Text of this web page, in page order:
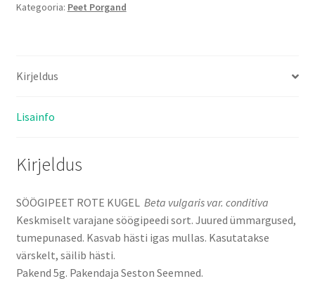
Kategooria: Peet Porgand
Kirjeldus
Lisainfo
Kirjeldus
SÖÖGIPEET ROTE KUGEL Beta vulgaris var. conditiva
Keskmiselt varajane söögipeedi sort. Juured ümmargused,
tumepunased. Kasvab hästi igas mullas. Kasutatakse
värskelt, säilib hästi.
Pakend 5g. Pakendaja Seston Seemned.